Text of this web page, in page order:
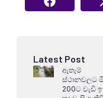
Latest Post
ඇතැම්
ස්ථානවලට
200ට වැඩි